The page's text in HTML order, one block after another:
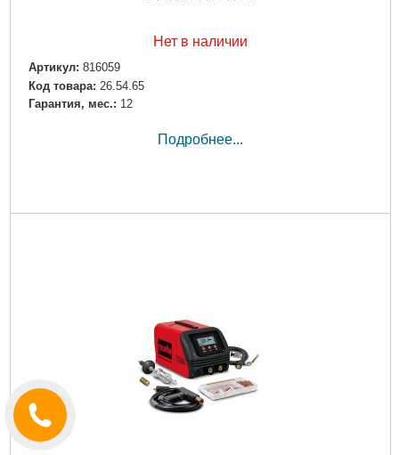
Нет в наличии
Артикул: 816059
Код товара: 26.54.65
Гарантия, мес.: 12
Подробнее...